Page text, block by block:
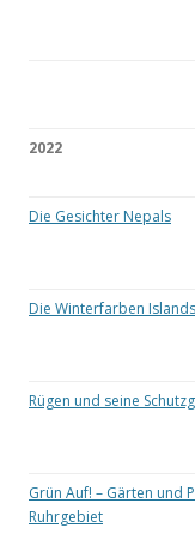
2022
Die Gesichter Nepals
Die Winterfarben Islands
Rügen und seine
Grün Auf! – Gärten und
Ruhrgebiet